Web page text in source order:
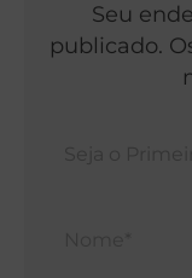
Seu
publicado.